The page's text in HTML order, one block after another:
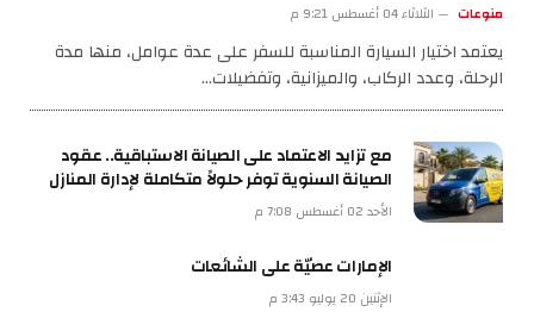
منوعات الثلاثاء 04 أغسطس 9:21 م
يعتمد اختيار السيارة المناسبة للسفر على عدة عوامل، منها مدة
الرحلة، وعدد الركاب، والميزانية، وتفضيلات…
مع تزايد الاعتماد على الصيانة الاستباقية.. عقود
الصيانة السنوية توفر حلولاً متكاملة لإدارة المنازل
الأحد 02 أغسطس 7:08 م
الإمارات عصيّة على الشائعات
الإثنين 20 يوليو 3:43 م